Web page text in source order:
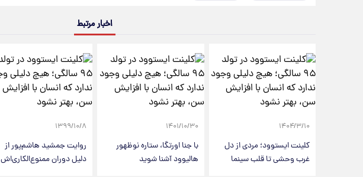
اخبار مرتبط
۱۴۰۴/۳/۱۰
کلینت ایستوود؛ مردی از دل
غرب وحشی تا قلب سینما
۱۴۰۱/۱۰/۳۰
با جنا اورتگا، ستاره نوظهور
هالیوود آشنا شوید
۱۳۹۹/۱۰/۸
روایت جمشید هاشم‌پور از
دلیل دوران ممنوع‌الکاری‌اش